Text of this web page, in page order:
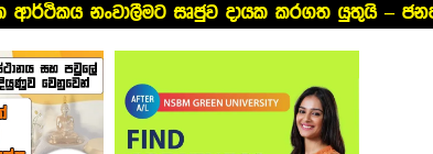
ආර්ථිකය නංවාලීමට සෘජුව දායක කරගත යුතුයි –